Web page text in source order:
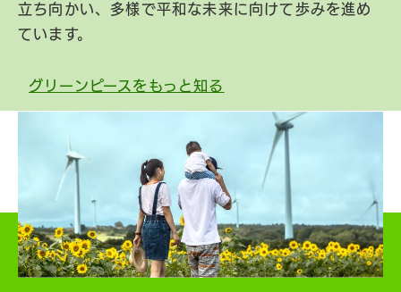
立ち向かい、多様で平和な未来に向けて歩みを進め
ています。
グリーンピースをもっと知る